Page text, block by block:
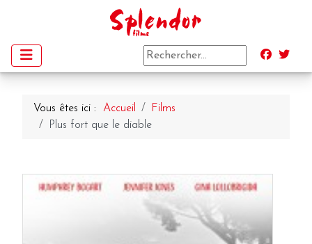
Vous êtes ici : Accueil
Films
Plus fort que le diable